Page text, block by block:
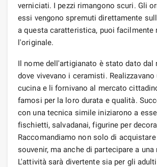
verniciati. I pezzi rimangono scuri. Gli
essi vengono spremuti direttamente
a questa caratteristica, puoi facilmente
l'originale.
Il nome dell'artigianato è stato dato dal
dove vivevano i ceramisti.
cucina e li fornivano al mercato
famosi per la loro durata e qualità.
con una tecnica simile iniziarono a
fischietti, salvadanai, figurine per
Raccomandiamo non solo di
souvenir, ma anche di partecipare a
L'attività sarà divertente sia per gli